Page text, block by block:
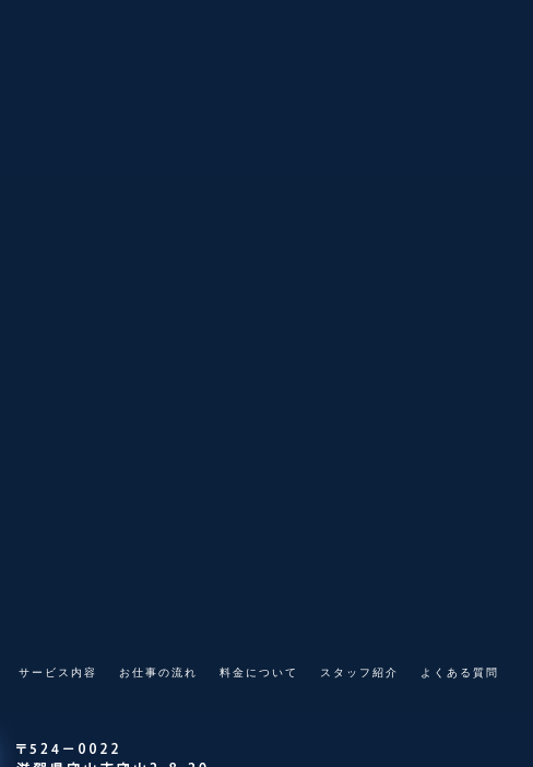
サービス内容 お仕事の流れ 料金について スタッフ紹介
よくある質問